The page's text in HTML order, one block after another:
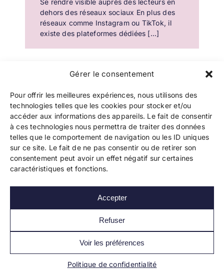
Gérer le consentement
Pour offrir les meilleures expériences, nous utilisons des
technologies telles que les cookies pour stocker et/ou
accéder aux informations des appareils. Le fait de consentir
à ces technologies nous permettra de traiter des données
telles que le comportement de navigation ou les ID uniques
sur ce site. Le fait de ne pas consentir ou de retirer son
consentement peut avoir un effet négatif sur certaines
caractéristiques et fonctions.
Accepter
Refuser
Voir les préférences
Politique de confidentialité
Se rendre visible auprès des lecteurs en
dehors des réseaux sociaux En plus des
réseaux comme Instagram ou TikTok, il
existe des plateformes dédiées [...]
Utiliser LinkedIn quand on est un
auteur indépendant
LinkedIn pour les auteurs indépendants
Valoriser son positionnement professionnel
et/ou faire rayonner son livre spécialisé
LinkedIn est souvent négligé par les
auteurs autoédités, [...]